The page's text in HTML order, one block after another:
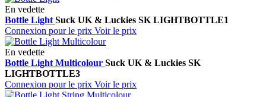
En vedette
Bottle Light Suck UK & Luckies SK LIGHTBOTTLE1
Connexion pour le prix Voir le prix
En vedette
Bottle Light Multicolour Suck UK & Luckies SK
LIGHTBOTTLE3
Connexion pour le prix Voir le prix